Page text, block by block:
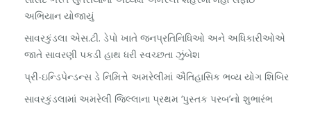
અભિયાન યોજાયું
સાવરકુંડલા એસ.ટી. ડેપો ખાતે જનપ્રતિનિધિઓ અને અધિકારીઓએ
જાતે સાવરણી પકડી હાથ ધરી સ્વચ્છતા ઝુંબેશ
પ્રી-ઇન્ડિપેન્ડન્સ ડે નિમિત્તે અમરેલીમાં ઐતિહાસિક ભવ્ય યોગ શિબિર
સાવરકુંડલામાં અમરેલી જિલ્લાના પ્રથમ ‘પુસ્તક પરબ’નો શુભારંભ